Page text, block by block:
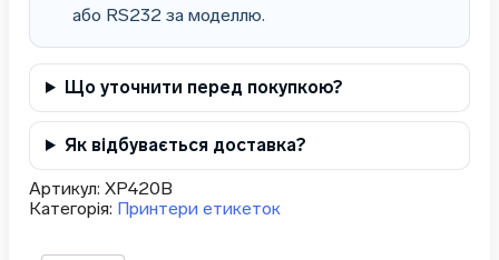
або RS232 за моделлю.
Що уточнити перед покупкою?
Як відбувається доставка?
Артикул: XP420B
Категорія: Принтери етикеток